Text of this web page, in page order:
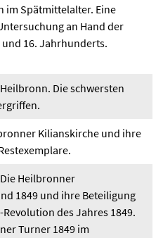
im Spätmittelalter. Eine
an Hand der
16. Jahrhunderts.
Die schwersten
Kilianskirche und ihre
Heilbronner
1849 und ihre Beteiligung
des Jahres 1849.
Turner 1849 im